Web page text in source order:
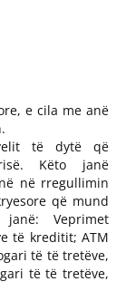
e cila me anë
të dytë që
Këto janë
në rregullimin
që mund
Veprimet
të kreditit; ATM
të të tretëve,
të të tretëve,